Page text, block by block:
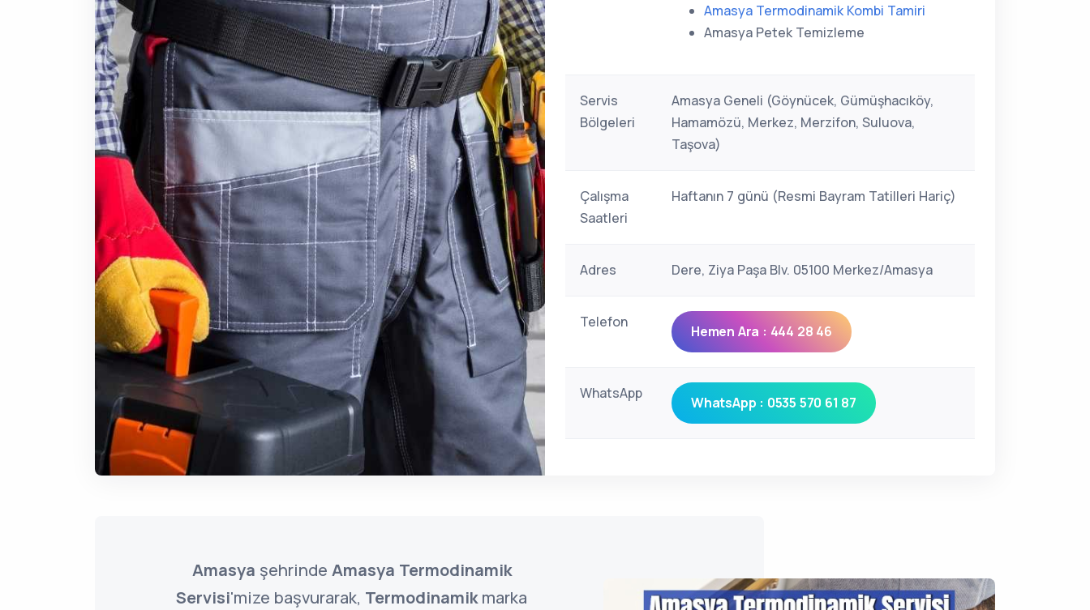
Amasya Termodinamik Kombi Tamiri
Amasya Petek Temizleme
Servis
Bölgeleri
Amasya Geneli (Göynücek, Gümüşhacıköy,
Hamamözü, Merkez, Merzifon, Suluova,
Taşova)
Çalışma
Saatleri
Haftanın 7 günü (Resmi Bayram Tatilleri Hariç)
Adres Dere, Ziya Paşa Blv. 05100 Merkez/Amasya
Telefon
Hemen Ara : 444 28 46
WhatsApp
WhatsApp : 0535 570 61 87
Amasya şehrinde Amasya Termodinamik
Servisi'mize başvurarak, Termodinamikmarka